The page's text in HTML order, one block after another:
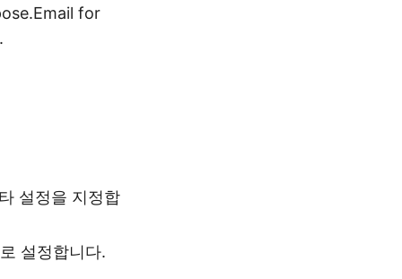
for
설정을 지정합
설정합니다.